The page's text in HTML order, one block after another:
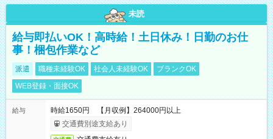
未読
給与即払いOK！高時給！土日休み！日勤のお仕
事！梱包作業など
派遣 職種未経験OK 社会人未経験OK
ブランクOK
WEB登録・面接OK
給与
時給1650円 【月収例】264000円以上
交通費別途支給あり